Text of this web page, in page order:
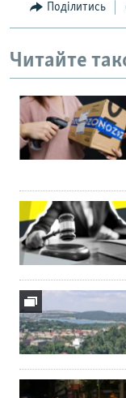
Поділитись
Читайте